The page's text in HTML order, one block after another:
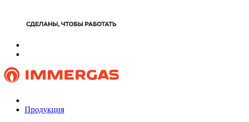
Продукция